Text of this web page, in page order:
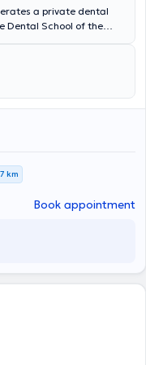
a private dental
Dental School of the
Currently, in his
services and
endodontics,
Additionally, throughout
km
Book appointment